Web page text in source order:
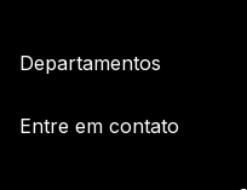
Departamentos
Entre em contato